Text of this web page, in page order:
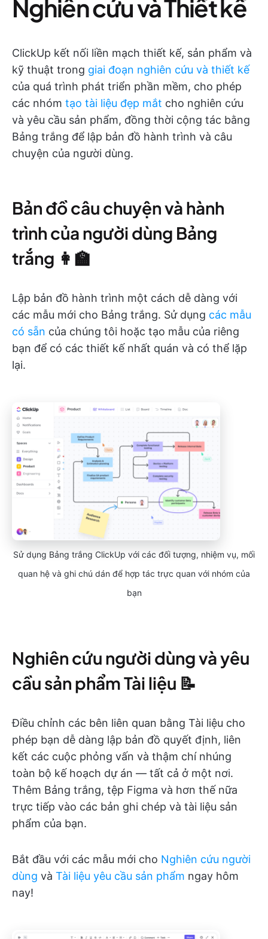
Nghiên cứu và Thiết kế
ClickUp kết nối liền mạch thiết kế, sản phẩm và
kỹ thuật trong giai đoạn nghiên cứu và thiết kế
của quá trình phát triển phần mềm, cho phép
các nhóm tạo tài liệu đẹp mắt cho nghiên cứu
và yêu cầu sản phẩm, đồng thời cộng tác bằng
Bảng trắng để lập bản đồ hành trình và câu
chuyện của người dùng.
Bản đồ câu chuyện và hành
trình của người dùng Bảng
trắng 👩‍🏫
Lập bản đồ hành trình một cách dễ dàng với
các mẫu mới cho Bảng trắng. Sử dụng các mẫu
có sẵn của chúng tôi hoặc tạo mẫu của riêng
bạn để có các thiết kế nhất quán và có thể lặp
lại.
Sử dụng Bảng trắng ClickUp với các đối tượng, nhiệm vụ, mối
quan hệ và ghi chú dán để hợp tác trực quan với nhóm của
bạn
Nghiên cứu người dùng và yêu
cầu sản phẩm Tài liệu 📝
Điều chỉnh các bên liên quan bằng Tài liệu cho
phép bạn dễ dàng lập bản đồ quyết định, liên
kết các cuộc phỏng vấn và thậm chí nhúng
toàn bộ kế hoạch dự án — tất cả ở một nơi.
Thêm Bảng trắng, tệp Figma và hơn thế nữa
trực tiếp vào các bản ghi chép và tài liệu sản
phẩm của bạn.
Bắt đầu với các mẫu mới cho Nghiên cứu người
dùng và Tài liệu yêu cầu sản phẩm ngay hôm
nay!